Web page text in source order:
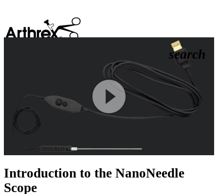
search
Play
Video
Introduction to the NanoNeedle
Scope